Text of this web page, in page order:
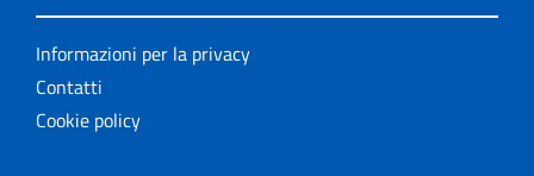
Informazioni per la privacy
Contatti
Cookie policy